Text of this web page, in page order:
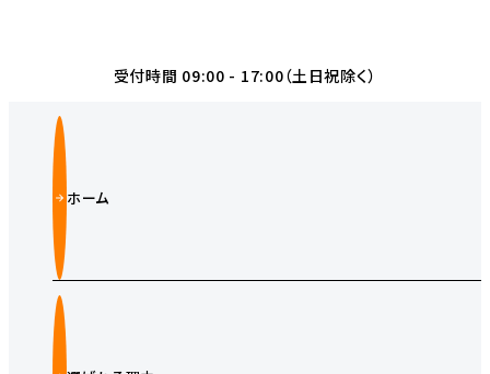
受付時間 09:00 - 17:00（土日祝除く）
ホーム